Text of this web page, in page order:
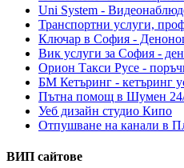
Uni System -
Транспортни услуги,
Ключар в София -
Вик услуги за София -
Орион Такси Русе -
БМ Кетъринг - кетъринг
Пътна помощ в Шумен
Уеб дизайн студио Кипо
Отпушване на канали в
ВИП сайтове